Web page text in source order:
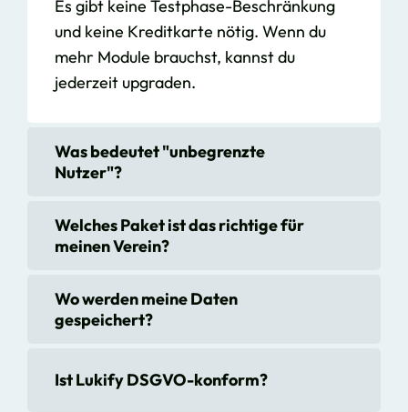
Es gibt keine Testphase-Beschränkung
und keine Kreditkarte nötig. Wenn du
mehr Module brauchst, kannst du
jederzeit upgraden.
Was bedeutet "unbegrenzte
Nutzer"?
Welches Paket ist das richtige für
meinen Verein?
Wo werden meine Daten
gespeichert?
Ist Lukify DSGVO-konform?